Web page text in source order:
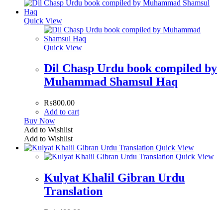
Quick View
Quick View
Dil Chasp Urdu book compiled by
Muhammad Shamsul Haq
₨800.00
Add to cart
Buy Now
Add to Wishlist
Add to Wishlist
Quick View
Quick View
Kulyat Khalil Gibran Urdu
Translation